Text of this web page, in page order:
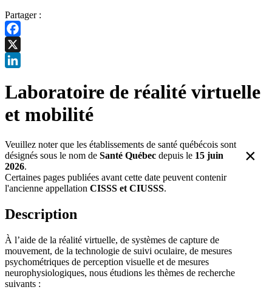
Partager :
Facebook
X
Laboratoire de réalité virtuelle
et mobilité
Veuillez noter que les établissements de santé québécois sont
désignés sous le nom de Santé Québec depuis le 15 juin
2026.
Certaines pages publiées avant cette date peuvent contenir
l'ancienne appellation CISSS et CIUSSS.
×
Description
À l’aide de la réalité virtuelle, de systèmes de capture de
mouvement, de la technologie de suivi oculaire, de mesures
psychométriques de perception visuelle et de mesures
neurophysiologiques, nous étudions les thèmes de recherche
suivants :